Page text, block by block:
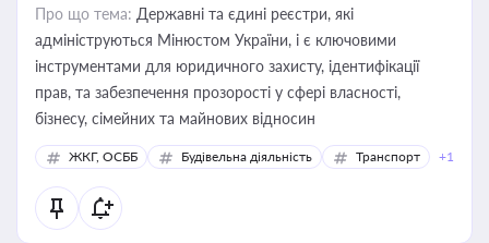
Про що тема: Державні та єдині реєстри, які
адмініструються Мінюстом України, і є ключовими
інструментами для юридичного захисту, ідентифікації
прав, та забезпечення прозорості у сфері власності,
бізнесу, сімейних та майнових відносин
ЖКГ, ОСББ Будівельна діяльність Транспорт +1